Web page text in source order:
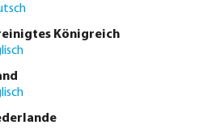
Königreich